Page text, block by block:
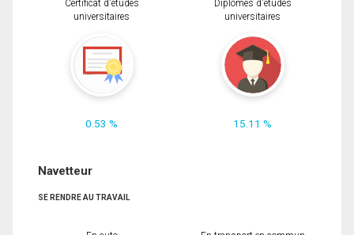
Certificat d'études
universitaires
0.53 %
Diplômes d'études
universitaires
15.11 %
Navetteur
SE RENDRE AU TRAVAIL